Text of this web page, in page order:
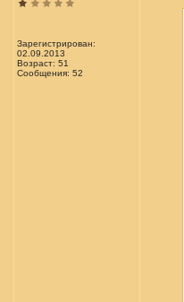
Зарегистрирован:
02.09.2013
Возраст: 51
Сообщения: 52